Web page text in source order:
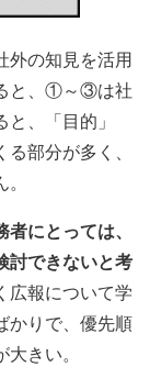
の知見を活用
と、①～③は社
、「目的」
部分が多く、
にとっては、
できないと考
広報について学
かりで、優先順
きい。